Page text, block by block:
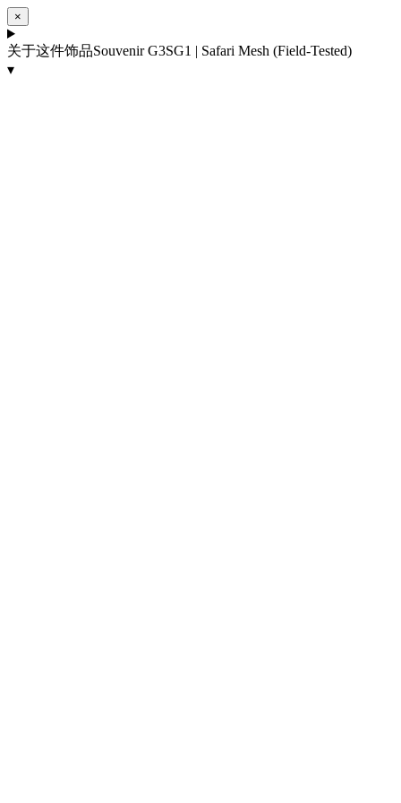
×
关于这件饰品Souvenir G3SG1 | Safari Mesh (Field-Tested)
▾